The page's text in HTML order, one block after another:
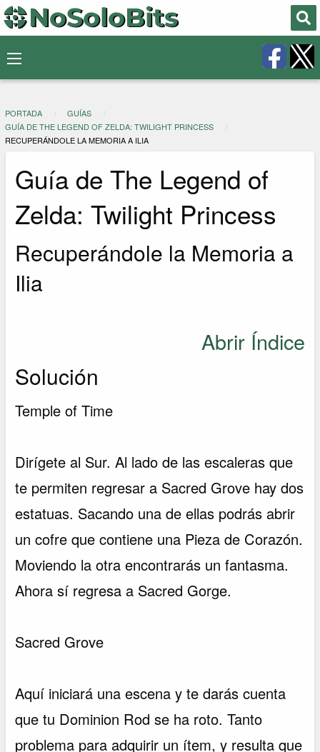
PORTADA
GUÍAS
GUÍA DE THE LEGEND OF ZELDA: TWILIGHT PRINCESS
RECUPERÁNDOLE LA MEMORIA A ILIA
Guía de The Legend of
Zelda: Twilight Princess
Recuperándole la Memoria a
Ilia
Abrir Índice
Solución
Temple of Time
Dirígete al Sur. Al lado de las escaleras que
te permiten regresar a Sacred Grove hay dos
estatuas. Sacando una de ellas podrás abrir
un cofre que contiene una Pieza de Corazón.
Moviendo la otra encontrarás un fantasma.
Ahora sí regresa a Sacred Gorge.
Sacred Grove
Aquí iniciará una escena y te darás cuenta
que tu Dominion Rod se ha roto. Tanto
problema para adquirir un ítem, y resulta que